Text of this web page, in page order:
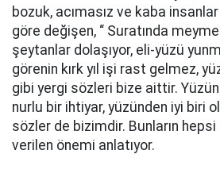
bozuk, acımasız ve kaba
göre değişen, “ Suratında
şeytanlar dolaşıyor, eli-yüzü
görenin kırk yıl işi rast gelmez,
gibi yergi sözleri bize aittir.
nurlu bir ihtiyar, yüzünden iyi biri
sözler de bizimdir. Bunların
verilen önemi anlatıyor.